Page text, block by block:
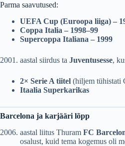
Parma saavutused:
UEFA Cup (Euroopa liiga) –
Coppa Italia – 1998–99
Supercoppa Italiana – 1999
aastal siirdus ta Juventusesse,
2× Serie A tiitel (hiljem tühistati
Itaalia Superkarikas
Barcelona ja karjääri lõpp
aastal liitus Thuram FC
osalust, kuid tema kogemus oli